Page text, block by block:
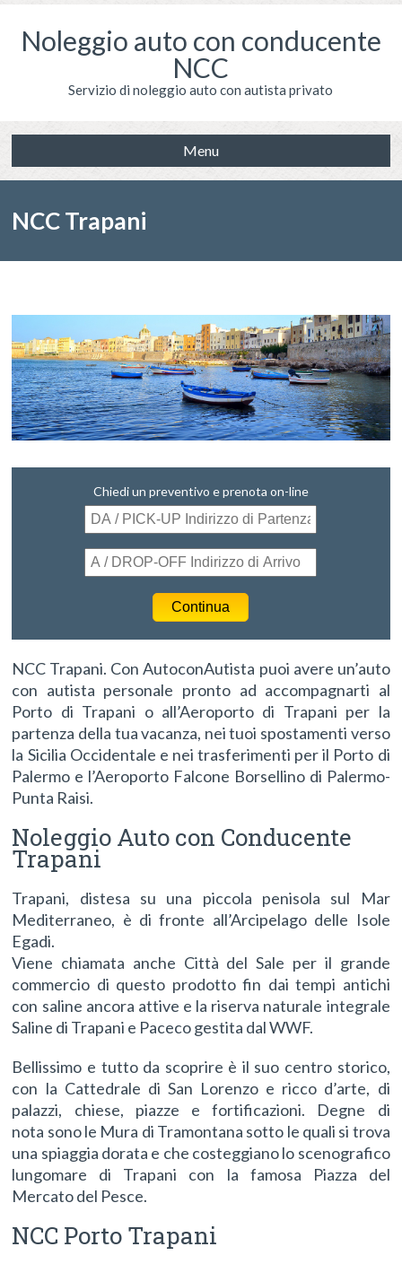
Noleggio auto con conducente
NCC
Servizio di noleggio auto con autista privato
Menu
NCC Trapani
Chiedi un preventivo e prenota on-line
NCC Trapani. Con AutoconAutista puoi avere un’auto
con autista personale pronto ad accompagnarti al
Porto di Trapani o all’Aeroporto di Trapani per la
partenza della tua vacanza, nei tuoi spostamenti verso
la Sicilia Occidentale e nei trasferimenti per il Porto di
Palermo e l’Aeroporto Falcone Borsellino di Palermo-
Punta Raisi.
Noleggio Auto con Conducente
Trapani
Trapani, distesa su una piccola penisola sul Mar
Mediterraneo, è di fronte all’Arcipelago delle Isole
Egadi.
Viene chiamata anche Città del Sale per il grande
commercio di questo prodotto fin dai tempi antichi
con saline ancora attive e la riserva naturale integrale
Saline di Trapani e Paceco gestita dal WWF.
Bellissimo e tutto da scoprire è il suo centro storico,
con la Cattedrale di San Lorenzo e ricco d’arte, di
palazzi, chiese, piazze e fortificazioni. Degne di
nota sono le Mura di Tramontana sotto le quali si trova
una spiaggia dorata e che costeggiano lo scenografico
lungomare di Trapani con la famosa Piazza del
Mercato del Pesce.
NCC Porto Trapani